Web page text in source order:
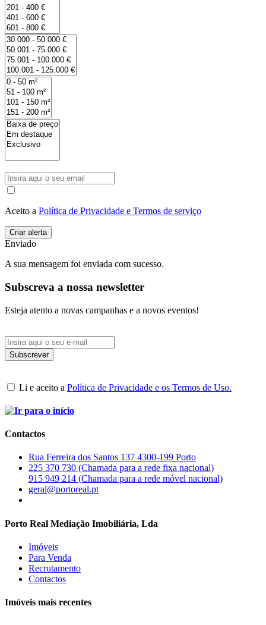
Aceito a Política de Privacidade e Termos de serviço
Enviado
A sua mensagem foi enviada com sucesso.
Subscreva a nossa newsletter
Esteja atento a novas campanhas e a novos eventos!
Li e aceito a Política de Privacidade e os Termos de Uso.
Contactos
Rua Ferreira dos Santos 137 4300-199 Porto
225 370 730 (Chamada para a rede fixa nacional)
915 949 214 (Chamada para a rede móvel nacional)
geral@portoreal.pt
Porto Real Mediação Imobiliária, Lda
Imóveis
Para Venda
Recrutamento
Contactos
Imóveis mais recentes